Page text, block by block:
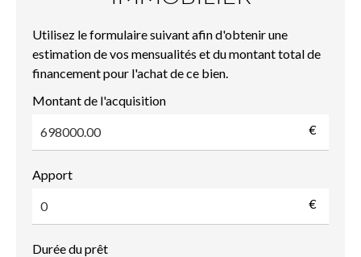
Utilisez le formulaire suivant afin d'obtenir une
estimation de vos mensualités et du montant total de
financement pour l'achat de ce bien.
Montant de l'acquisition
€
Apport
€
Durée du prêt